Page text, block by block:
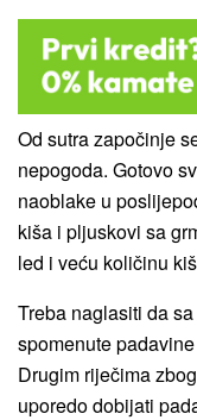
Od sutra započinje
nepogoda. Gotovo
naoblake u
kiša i pljuskovi sa
led i veću količinu
Treba naglasiti da
spomenute
Drugim riječima
uporedo dobijati